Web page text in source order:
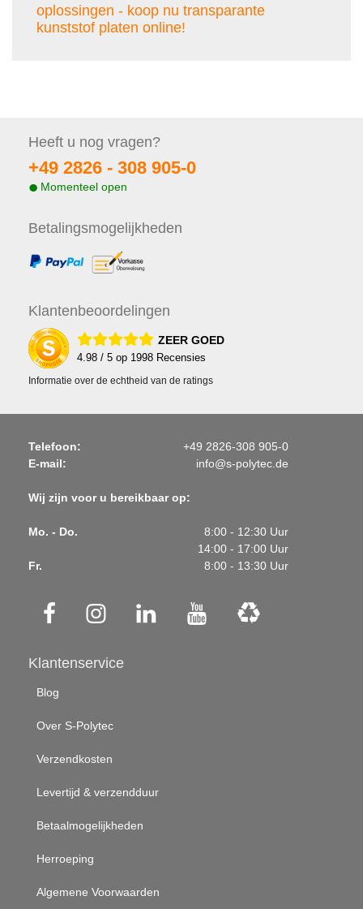
oplossingen - koop nu transparante
kunststof platen online!
Heeft u nog vragen?
+49 2826 - 308 905-0
Momenteel open
Betalingsmogelijkheden
Klantenbeoordelingen
ZEER GOED
4.98 / 5 op 1998 Recensies
Informatie over de echtheid van de ratings
Telefoon:
+49 2826-308 905-0
E-mail:
info@s-polytec.de
Wij zijn voor u bereikbaar op:
Mo. - Do.
8:00 - 12:30 Uur
14:00 - 17:00 Uur
Fr.
8:00 - 13:30 Uur
Klantenservice
Blog
Over S-Polytec
Verzendkosten
Levertijd & verzendduur
Betaalmogelijkheden
Herroeping
Algemene Voorwaarden